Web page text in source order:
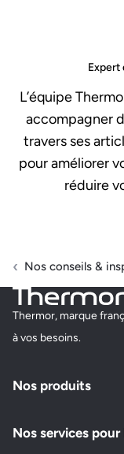
Expert
L’équipe
accompagner
travers ses
pour améliorer
réduire
Nos conseils &
Thermor, marque
à vos besoins.
Nos produits
Nos services pour